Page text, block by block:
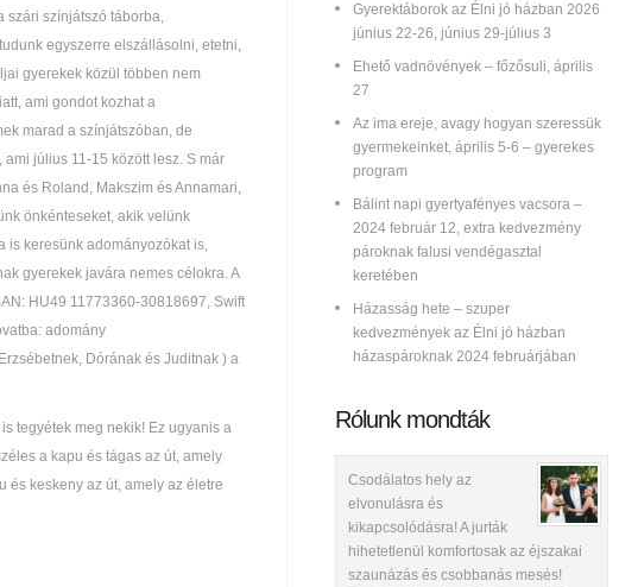
szári színjátszó táborba,
egyszerre elszállásolni, etetni,
gyerekek közül többen nem
ami gondot kozhat a
marad a színjátszóban, de
július 11-15 között lesz. S már
és Roland, Makszim és Annamari,
önkénteseket, akik velünk
is keresünk adományozókat is,
gyerekek javára nemes célokra. A
HU49 11773360-30818697, Swift
adomány
Dórának és Juditnak ) a
tegyétek meg nekik! Ez ugyanis a
a kapu és tágas az út, amely
és keskeny az út, amely az életre
Gyerektáborok az Élni jó házban 2026
június 22-26, június 29-július 3
Ehető vadnövények – főzősuli, április
27
Az ima ereje, avagy hogyan szeressük
gyermekeinket, április 5-6 – gyerekes
program
Bálint napi gyertyafényes vacsora –
2024 február 12, extra kedvezmény
pároknak falusi vendégasztal
keretében
Házasság hete – szuper
kedvezmények az Élni jó házban
házaspároknak 2024 februárjában
Rólunk mondták
Csodálatos hely az
elvonulásra és
kikapcsolódásra! A jurták
hihetetlenül komfortosak az éjszakai
szaunázás és csobbanás mesés!